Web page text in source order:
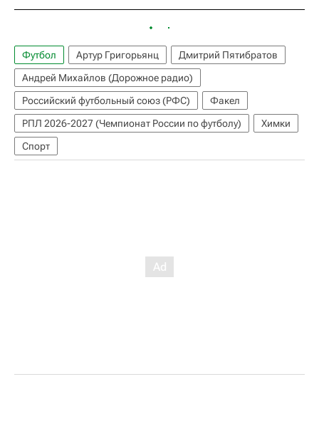
Футбол Артур Григорьянц
Дмитрий Пятибратов
Андрей Михайлов (Дорожное радио)
Российский футбольный союз (РФС)
Факел
РПЛ 2026-2027 (Чемпионат России по футболу)
Химки
Спорт